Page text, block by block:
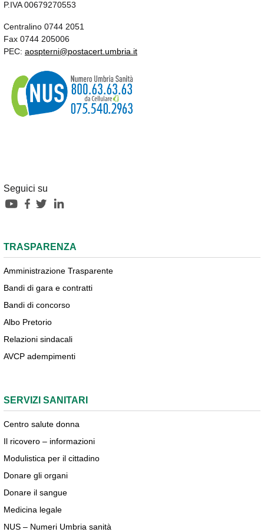
P.IVA 00679270553
Centralino 0744 2051
Fax 0744 205006
PEC: aospterni@postacert.umbria.it
Seguici su
TRASPARENZA
Amministrazione Trasparente
Bandi di gara e contratti
Bandi di concorso
Albo Pretorio
Relazioni sindacali
AVCP adempimenti
SERVIZI SANITARI
Centro salute donna
Il ricovero – informazioni
Modulistica per il cittadino
Donare gli organi
Donare il sangue
Medicina legale
NUS – Numeri Umbria sanità